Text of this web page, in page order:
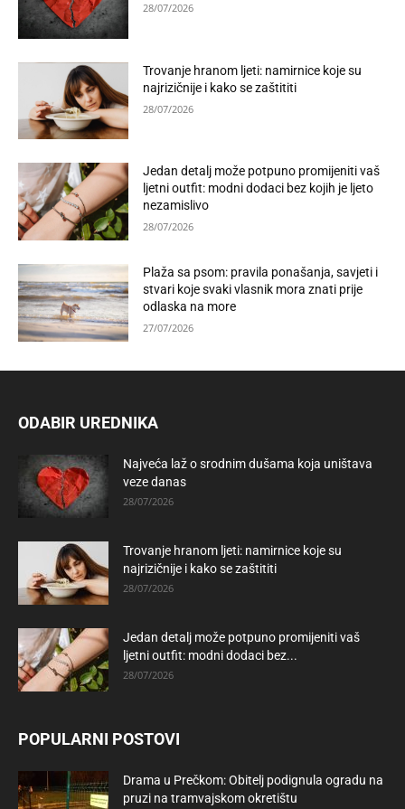
28/07/2026
Trovanje hranom ljeti: namirnice koje su
najrizičnije i kako se zaštititi
28/07/2026
Jedan detalj može potpuno promijeniti vaš
ljetni outfit: modni dodaci bez kojih je ljeto
nezamislivo
28/07/2026
Plaža sa psom: pravila ponašanja, savjeti i
stvari koje svaki vlasnik mora znati prije
odlaska na more
27/07/2026
ODABIR UREDNIKA
Najveća laž o srodnim dušama koja uništava
veze danas
28/07/2026
Trovanje hranom ljeti: namirnice koje su
najrizičnije i kako se zaštititi
28/07/2026
Jedan detalj može potpuno promijeniti vaš
ljetni outfit: modni dodaci bez...
28/07/2026
POPULARNI POSTOVI
Drama u Prečkom: Obitelj podignula ogradu na
pruzi na tramvajskom okretištu